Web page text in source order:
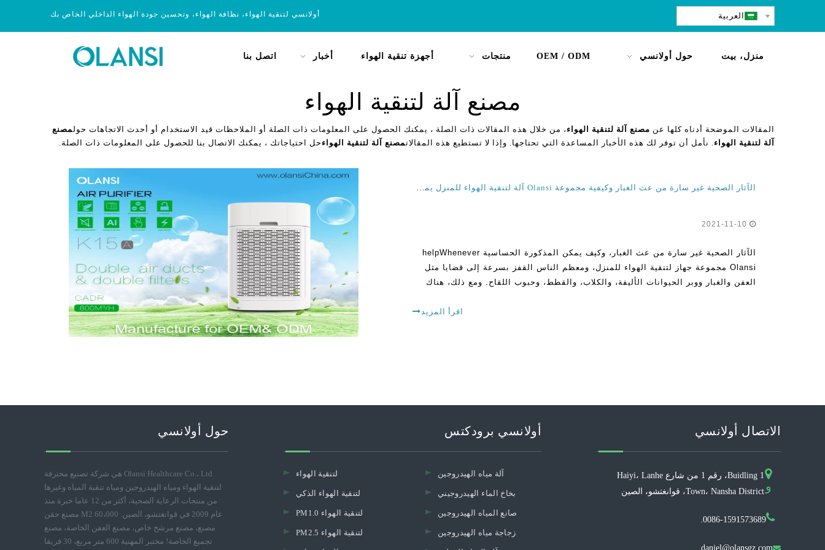
أولانسي لتنقية الهواء، نظافة الهواء، وتحسين جودة الهواء الداخلي الخاص بك العربية
منزل، بيت حول أولانسي OEM / ODM منتجات أجهزة تنقية الهواء أخبار اتصل بنا
مصنع آلة لتنقية الهواء
المقالات الموضحة أدناه كلها عن مصنع آلة لتنقية الهواء ، من خلال هذه المقالات ذات الصلة ، يمكنك الحصول على المعلومات ذات الصلة أو الملاحظات قيد الاستخدام أو أحدث الاتجاهات حولمصنع
آلة لتنقية الهواء. نأمل أن توفر لك هذه الأخبار المساعدة التي تحتاجها. وإذا لا تستطيع هذه المقالاتمصنع آلة لتنقية الهواء حل احتياجاتك ، يمكنك الاتصال بنا للحصول على المعلومات ذات الصلة.
الآثار الصحية غير سارة من عث الغبار وكيفية مجموعة Olansi آلة لتنقية الهواء للمنزل يمكن أن تساعد
الآثار الصحية غير سارة من عث الغبار، وكيف يمكن المذكورة الحساسية helpWhenever
Olansi مجموعة جهاز لتنقية الهواء للمنزل، ومعظم الناس القفز بسرعة إلى قضايا مثل
العفن والغبار ووبر الحيوانات الأليفة، والكلاب، والقطط، وحبوب اللقاح. ومع ذلك، هناك
اقرأ المزيد
حول أولانسي
Olansi Healthcare Co.، Ltd هي شركة تصنيع محترفة
لتنقية الهواء ومياه الهيدروجين ومياه تنقية المياه وغيرها
من منتجات الرعاية الصحية، أكثر من 12 عاما خبرة منذ
عام 2009 في قوانغتشو، الصين. 60،000 M2 مصنع حقن
مصنع، مصنع مرشح خاص، مصنع العفن الخاصة، مصنع
تجميع الخاصة! مختبر المهنية 600 متر مربع، 30 فريقا
أولانسي برودكتس
لتنقية الهواء
لتنقية الهواء الذكي
PM1.0 لتنقية الهواء
PM2.5 لتنقية الهواء
آلة مياه الهيدروجين
بخاخ الماء الهيدروجيني
صانع المياه الهيدروجين
زجاجة مياه الهيدروجين
الاتصال أولانسي
و
Buidling 1، رقم 1 من شارع Haiyi، Lanhe
Town، Nansha District، قوانغتشو، الصين
0086-1591573689.
daniel@olansgz.com